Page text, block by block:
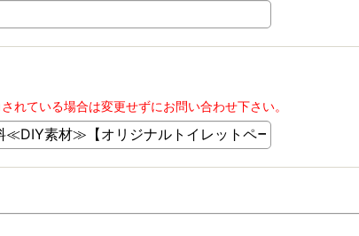
れている場合は変更せずにお問い合わせ下さい。